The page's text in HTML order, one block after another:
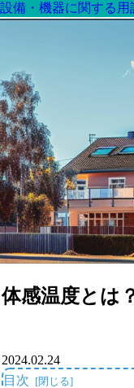
最高の家を作るための知識
体感温度とは
設備・機器に関する用
2024.02.24
目次
設備・機器に関する用
設備・機器に関する用
設備・機器に関する用
設備・機器に関する用
設備・機器に関する用
設備・機器に関する用